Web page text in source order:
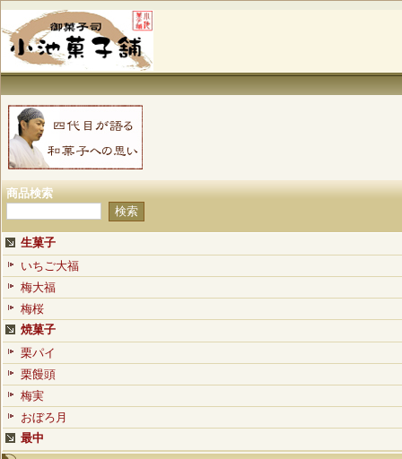
商品検索
生菓子
いちご大福
梅大福
梅桜
焼菓子
栗パイ
栗饅頭
梅実
おぼろ月
最中